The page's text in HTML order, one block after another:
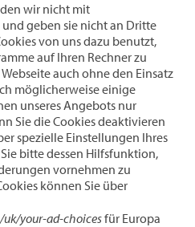
wir nicht mit
geben sie nicht an Dritte
von uns dazu benutzt,
auf Ihren Rechner zu
auch ohne den Einsatz
möglicherweise einige
unseres Angebots nur
Sie die Cookies deaktivieren
spezielle Einstellungen Ihres
bitte dessen Hilfsfunktion,
vornehmen zu
können Sie über
your-ad-choicesfür Europa